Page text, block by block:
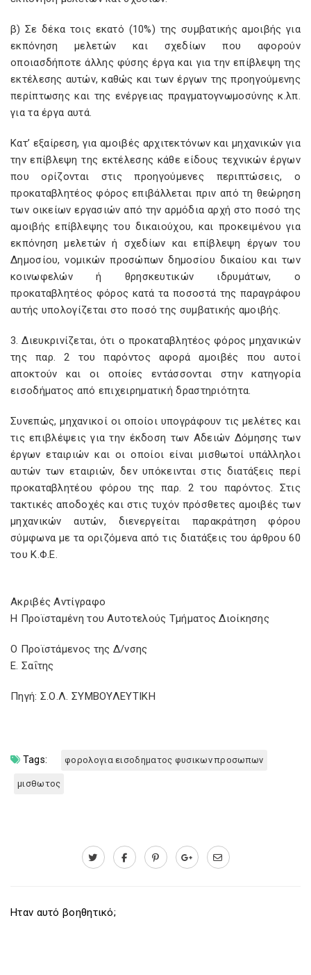
β) Σε δέκα τοις εκατό (10%) της συμβατικής αμοιβής για
εκπόνηση μελετών και σχεδίων που αφορούν
οποιασδήποτε άλλης φύσης έργα και για την επίβλεψη της
εκτέλεσης αυτών, καθώς και των έργων της προηγούμενης
περίπτωσης και της ενέργειας πραγματογνωμοσύνης κ.λπ.
για τα έργα αυτά.
Κατ’ εξαίρεση, για αμοιβές αρχιτεκτόνων και μηχανικών για
την επίβλεψη της εκτέλεσης κάθε είδους τεχνικών έργων
που ορίζονται στις προηγούμενες περιπτώσεις, ο
προκαταβλητέος φόρος επιβάλλεται πριν από τη θεώρηση
των οικείων εργασιών από την αρμόδια αρχή στο ποσό της
αμοιβής επίβλεψης του δικαιούχου, και προκειμένου για
εκπόνηση μελετών ή σχεδίων και επίβλεψη έργων του
Δημοσίου, νομικών προσώπων δημοσίου δικαίου και των
κοινωφελών ή θρησκευτικών ιδρυμάτων, ο
προκαταβλητέος φόρος κατά τα ποσοστά της παραγράφου
αυτής υπολογίζεται στο ποσό της συμβατικής αμοιβής.
3. Διευκρινίζεται, ότι ο προκαταβλητέος φόρος μηχανικών
της παρ. 2 του παρόντος αφορά αμοιβές που αυτοί
αποκτούν και οι οποίες εντάσσονται στην κατηγορία
εισοδήματος από επιχειρηματική δραστηριότητα.
Συνεπώς, μηχανικοί οι οποίοι υπογράφουν τις μελέτες και
τις επιβλέψεις για την έκδοση των Αδειών Δόμησης των
έργων εταιριών και οι οποίοι είναι μισθωτοί υπάλληλοι
αυτών των εταιριών, δεν υπόκεινται στις διατάξεις περί
προκαταβλητέου φόρου της παρ. 2 του παρόντος. Στις
τακτικές αποδοχές και στις τυχόν πρόσθετες αμοιβές των
μηχανικών αυτών, διενεργείται παρακράτηση φόρου
σύμφωνα με τα οριζόμενα από τις διατάξεις του άρθρου 60
του Κ.Φ.Ε.
Ακριβές Αντίγραφο
Η Προϊσταμένη του Αυτοτελούς Τμήματος Διοίκησης
Ο Προϊστάμενος της Δ/νσης
Ε. Σαΐτης
Πηγή: Σ.Ο.Λ. ΣΥΜΒΟΥΛΕΥΤΙΚΗ
Tags: φορολογια εισοδηματος φυσικων προσωπων
μισθωτος
Ηταν αυτό βοηθητικό;